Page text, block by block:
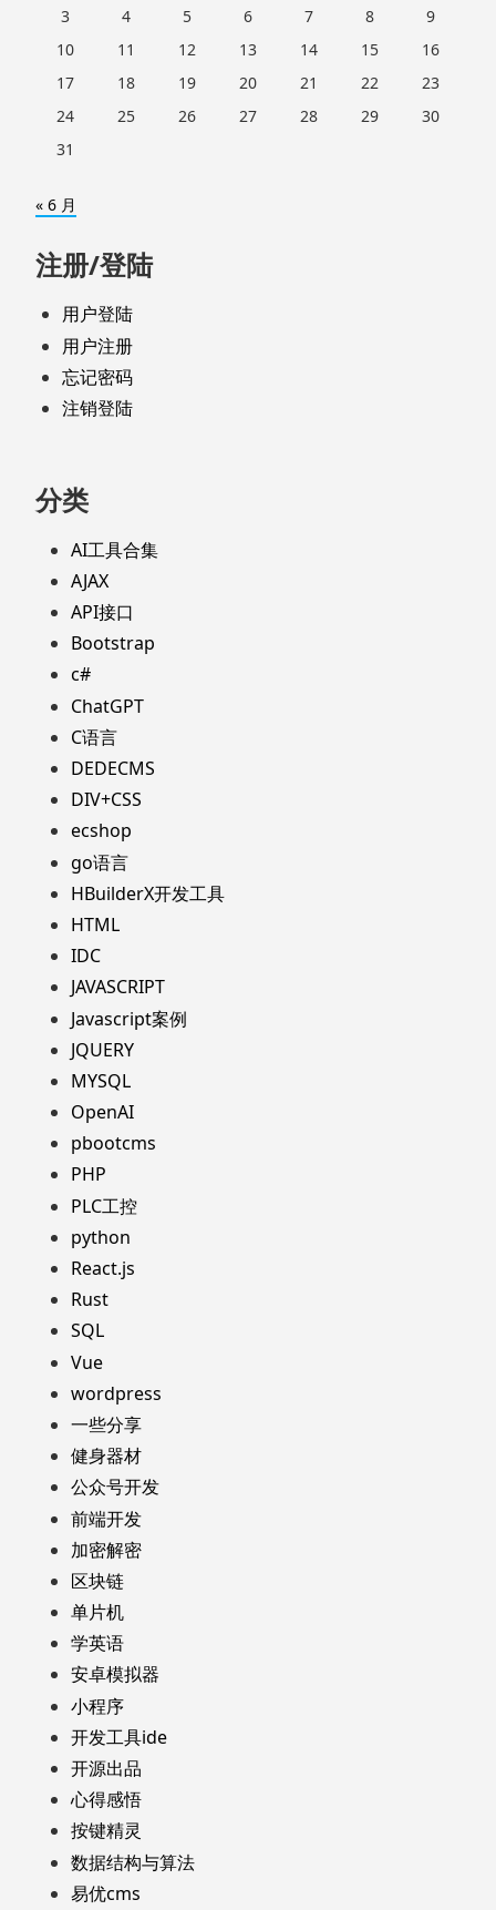
3 4 5 6 7 8
9
10
11 12 13 14 15
16
17
18 19 20 21 22
23
24
25 26 27 28 29
30
31
« 6 月
注册/登陆
用户登陆
用户注册
忘记密码
注销登陆
分类
AI工具合集
AJAX
API接口
Bootstrap
c#
ChatGPT
C语言
DEDECMS
DIV+CSS
ecshop
go语言
HBuilderX开发工具
HTML
IDC
JAVASCRIPT
Javascript案例
JQUERY
MYSQL
OpenAI
pbootcms
PHP
PLC工控
python
React.js
Rust
SQL
Vue
wordpress
一些分享
健身器材
公众号开发
前端开发
加密解密
区块链
单片机
学英语
安卓模拟器
小程序
开发工具ide
开源出品
心得感悟
按键精灵
数据结构与算法
易优cms